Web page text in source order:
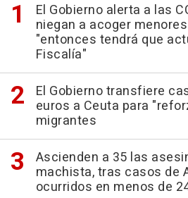
El Gobierno alerta a las
niegan a acoger
"entonces tendrá que
Fiscalía"
El Gobierno transfiere
euros a Ceuta para
migrantes
Ascienden a 35 las
machista, tras casos de
ocurridos en menos de